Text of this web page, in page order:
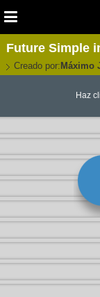
Future Simple
Creado por: Máximo
Haz